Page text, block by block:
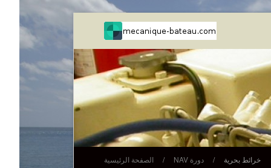
الصفحة الرئيسية / دورة NAV / خرائط بحرية